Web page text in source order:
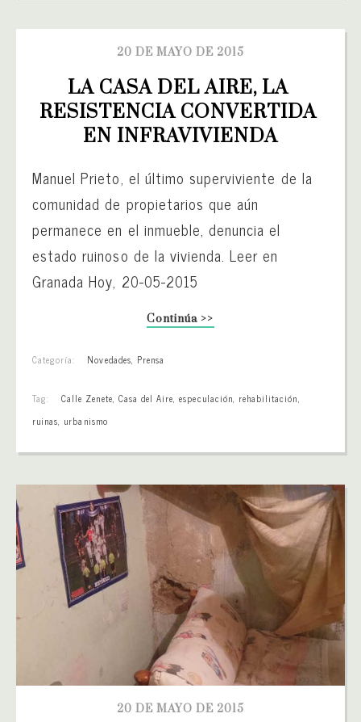
20 DE MAYO DE 2015
LA CASA DEL AIRE, LA
RESISTENCIA CONVERTIDA
EN INFRAVIVIENDA
Manuel Prieto, el último superviviente de la
comunidad de propietarios que aún
permanece en el inmueble, denuncia el
estado ruinoso de la vivienda. Leer en
Granada Hoy, 20-05-2015
Continúa >>
Categoría: Novedades, Prensa
Tag: Calle Zenete, Casa del Aire,especulación, rehabilitación,
ruinas, urbanismo
20 DE MAYO DE 2015